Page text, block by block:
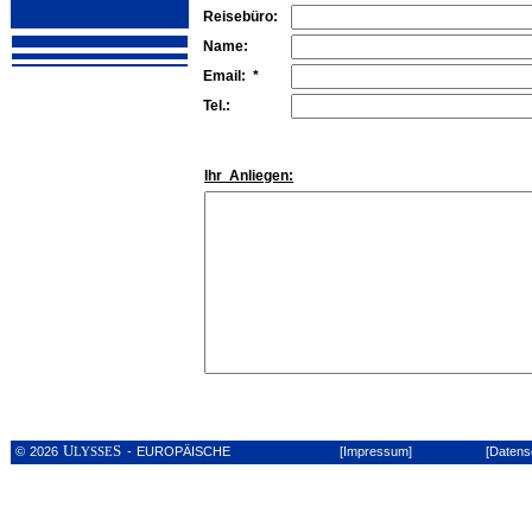
Reisebüro:
Name:
Email: *
Tel.:
Ihr Anliegen:
© 2026ULYSSES - EUROPÄISCHE [Impressum]